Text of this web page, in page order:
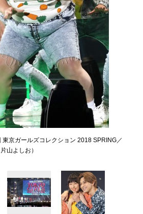
東京ガールズコレクション 2018 SPRING／
山よしお）